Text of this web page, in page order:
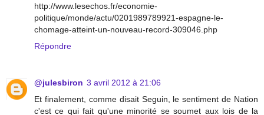
http://www.lesechos.fr/economie-
politique/monde/actu/0201989789921-espagne-le-
chomage-atteint-un-nouveau-record-309046.php
Répondre
@julesbiron 3 avril 2012 à 21:06
Et finalement, comme disait Seguin, le sentiment de Nation
c'est ce qui fait qu'une minorité se soumet aux lois de la